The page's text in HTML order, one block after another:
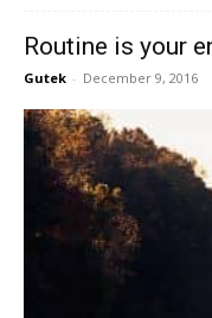
Routine is your
Gutek - December 9, 2016